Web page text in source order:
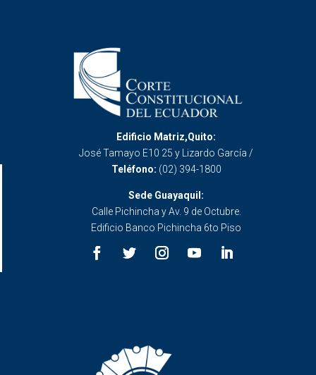
Edificio Matriz,Quito:
José Tamayo E10 25 y Lizardo García /
Teléfono: (02) 394-1800
Sede Guayaquil:
Calle Pichincha y Av. 9 de Octubre.
Edificio Banco Pichincha 6to Piso